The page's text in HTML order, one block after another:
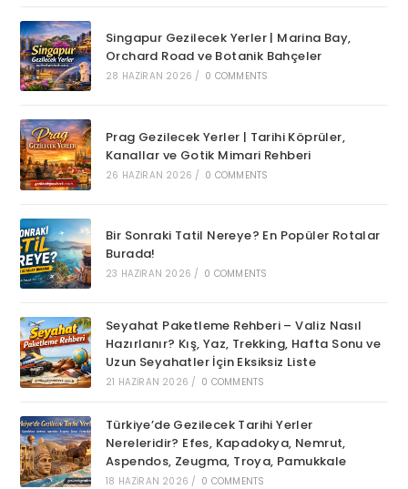
Singapur Gezilecek Yerler | Marina Bay,
Orchard Road ve Botanik Bahçeler
28 HAZIRAN 2026 / 0 COMMENTS
Prag Gezilecek Yerler | Tarihi Köprüler,
Kanallar ve Gotik Mimari Rehberi
26 HAZIRAN 2026 / 0 COMMENTS
Bir Sonraki Tatil Nereye? En Popüler Rotalar
Burada!
23 HAZIRAN 2026 / 0 COMMENTS
Seyahat Paketleme Rehberi – Valiz Nasıl
Hazırlanır? Kış, Yaz, Trekking, Hafta Sonu ve
Uzun Seyahatler İçin Eksiksiz Liste
21 HAZIRAN 2026 / 0 COMMENTS
Türkiye’de Gezilecek Tarihi Yerler
Nereleridir? Efes, Kapadokya, Nemrut,
Aspendos, Zeugma, Troya, Pamukkale
18 HAZIRAN 2026 / 0 COMMENTS